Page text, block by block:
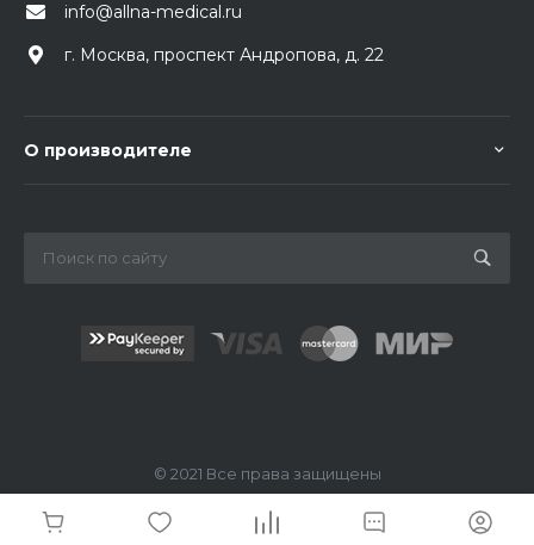
info@allna-medical.ru
г. Москва, проспект Андропова, д. 22
О производителе
© 2021 Все права защищены